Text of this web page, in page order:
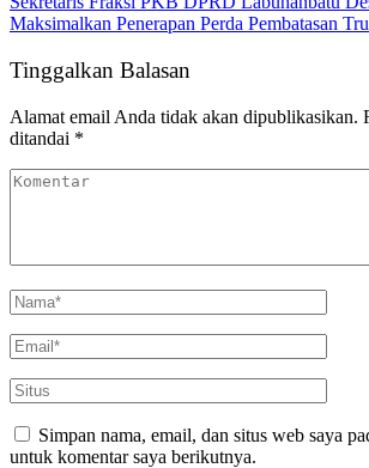
Maksimalkan Penerapan Perda Pembatasan
Tinggalkan Balasan
Alamat email Anda tidak akan dipublikasikan.
ditandai *
Simpan nama, email, dan situs web saya
untuk komentar saya berikutnya.